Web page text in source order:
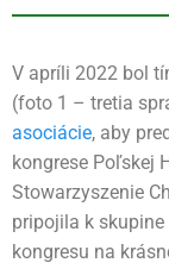
V apríli 2022 bol
(foto 1 – tretia
asociácie, aby
kongrese Poľskej
Stowarzyszenie
pripojila k
kongresu na